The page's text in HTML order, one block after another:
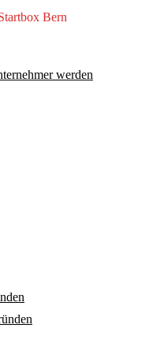
werden